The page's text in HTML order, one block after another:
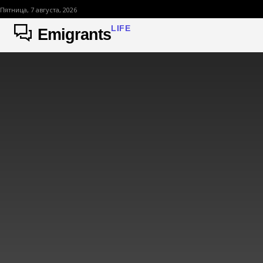
Пятница, 7 августа, 2026
EmigrantsLIFE